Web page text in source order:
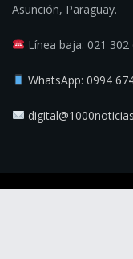
Asunción, Paraguay.
Línea baja: 021 302
WhatsApp: 0994